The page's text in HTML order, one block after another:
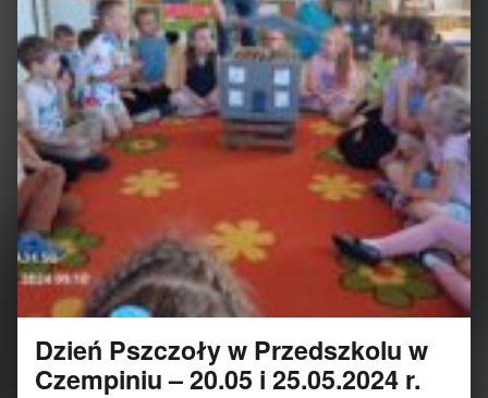
Dzień Pszczoły w Przedszkolu w
Czempiniu – 20.05 i 25.05.2024 r.